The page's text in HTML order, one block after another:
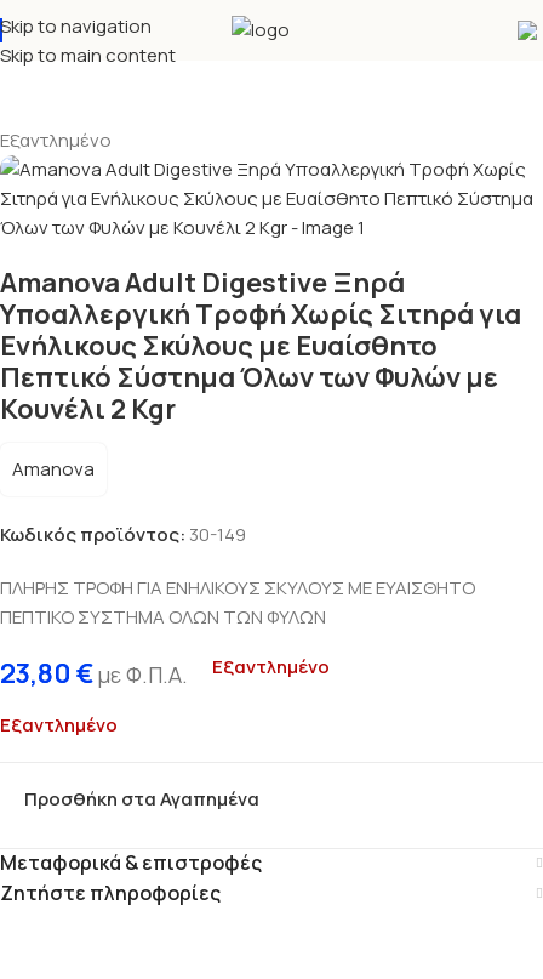
Skip to navigation
Skip to main content
Αρχική σελίδα Σκύλος
Εξαντλημένο
Amanova Adult Digestive Ξηρά
Υποαλλεργική Τροφή Χωρίς Σιτηρά για
Ενήλικους Σκύλους με Ευαίσθητο
Πεπτικό Σύστημα Όλων των Φυλών με
Κουνέλι 2 Kgr
Amanova
Κωδικός προϊόντος: 30-149
ΠΛΗΡΗΣ ΤΡΟΦΗ ΓΙΑ ΕΝΗΛΙΚΟΥΣ ΣΚΥΛΟΥΣ ΜΕ ΕΥΑΙΣΘΗΤΟ
ΠΕΠΤΙΚΟ ΣΥΣΤΗΜΑ ΟΛΩΝ ΤΩΝ ΦΥΛΩΝ
23,80 €με Φ.Π.Α. Εξαντλημένο
Εξαντλημένο
Προσθήκη στα Αγαπημένα
Μεταφορικά & επιστροφές
Ζητήστε πληροφορίες